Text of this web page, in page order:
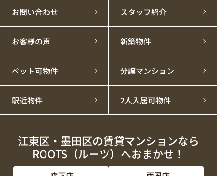
お問い合わせ スタッフ紹介
お客様の声 新築物件
ペット可物件 分譲マンション
駅近物件 2人入居可物件
江東区・墨田区の賃貸マンションなら
ROOTS（ルーツ）へおまかせ！